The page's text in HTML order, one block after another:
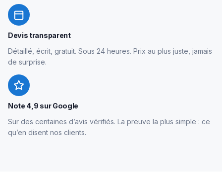
Devis transparent
Détaillé, écrit, gratuit. Sous 24 heures. Prix au plus juste, jamais
de surprise.
Note 4,9 sur Google
Sur des centaines d’avis vérifiés. La preuve la plus simple : ce
qu’en disent nos clients.